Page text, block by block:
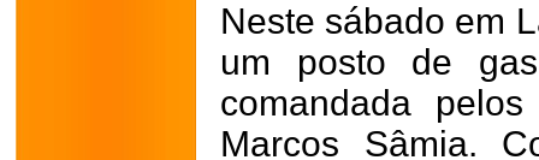
Neste sábado em
um posto de
comandada
Marcos Sâmia.